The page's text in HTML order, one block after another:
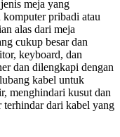
meja yang
pribadi atau
alas dari meja
cukup besar dan
keyboard, dan
dan dilengkapi dengan
kabel untuk
menghindari kusut dan
terhindar dari kabel yang